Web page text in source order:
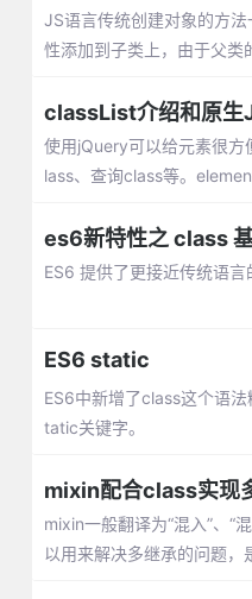
JS语言传统创建对象的方
性添加到子类上，由于父类
classList介绍和原
使用jQuery可以给元素很
lass、查询class等。
es6新特性之 class
ES6 提供了更接近传统语
ES6 static
ES6中新增了class这个语
tatic关键字。
mixin配合class实现
mixin一般翻译为“混入”、“
以用来解决多继承的问题